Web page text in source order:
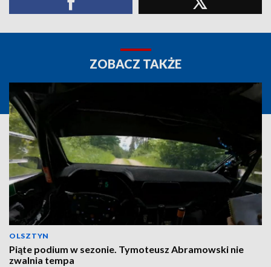
ZOBACZ TAKŻE
OLSZTYN
Piąte podium w sezonie. Tymoteusz Abramowski nie
zwalnia tempa